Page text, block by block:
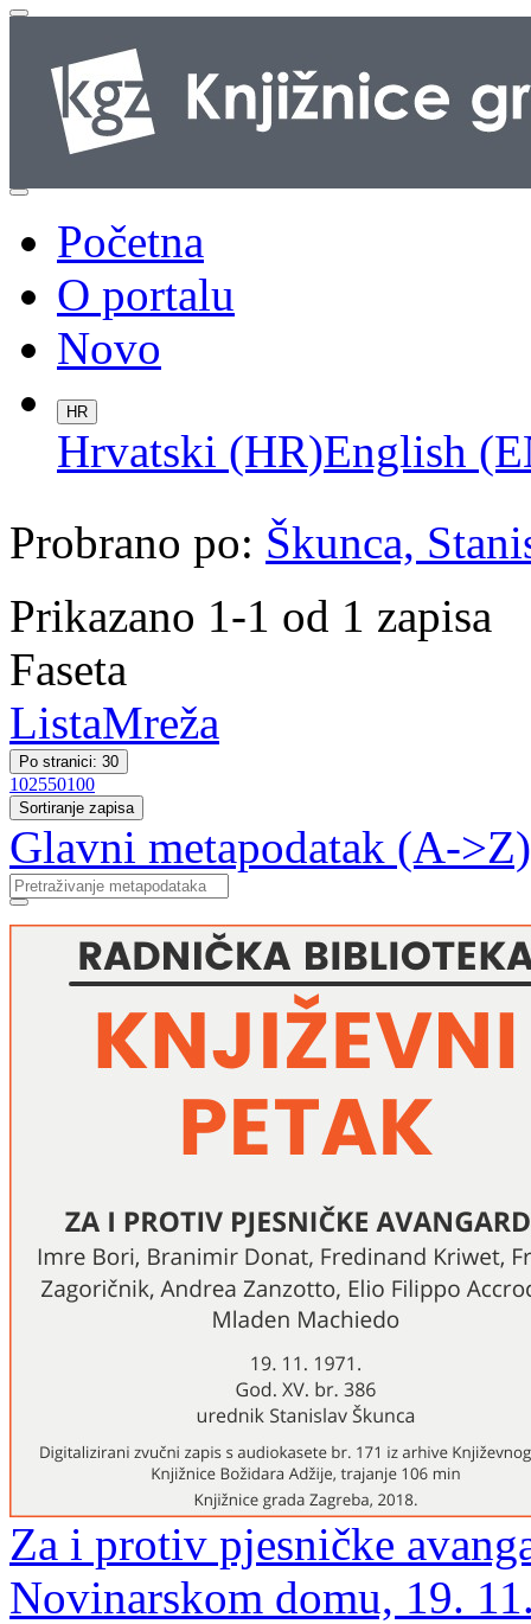
Početna
O portalu
Novo
HR
Hrvatski (HR)English
Probrano po: Škunca,
Prikazano 1-1 od 1 zapisa
Faseta
ListaMreža
Po stranici: 30
102550100
Sortiranje zapisa
Glavni metapodatak (A->Z)
Za i protiv pjesničke
Novinarskom domu, 19.